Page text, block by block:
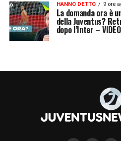
HANNO DETTO 9 ore
La domanda ora è
della Juventus?
dopo l’Inter –